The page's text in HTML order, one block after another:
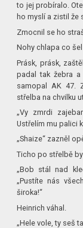
to jej probíralo.
ho myslí a zistil že
Zmocnil se ho
Nohy chlapa co
Prásk, prásk,
padal tak žebra a
samopal AK 47.
střelba na chvilku
„Vy zmrdi
Ustřelím mu palici
„Shaize“ zazněl
Ticho po střelbě
„Bob stál nad
„Pustíte nás
široka!“
Heinrich váhal.
„Hele vole, ty seš